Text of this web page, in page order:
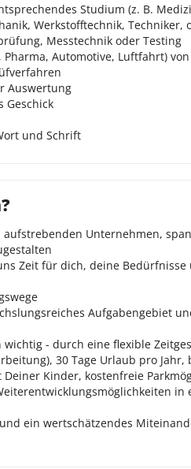
Studium (z. B.
Werkstofftechnik, Techniker,
Messtechnik oder Testing
Automotive, Luftfahrt)
Auswertung
Geschick
und Schrift
Unternehmen,
Zeit für dich, deine
Aufgabengebiet
- durch eine flexible
30 Tage Urlaub pro Jahr,
Kinder, kostenfreie
in
ein wertschätzendes